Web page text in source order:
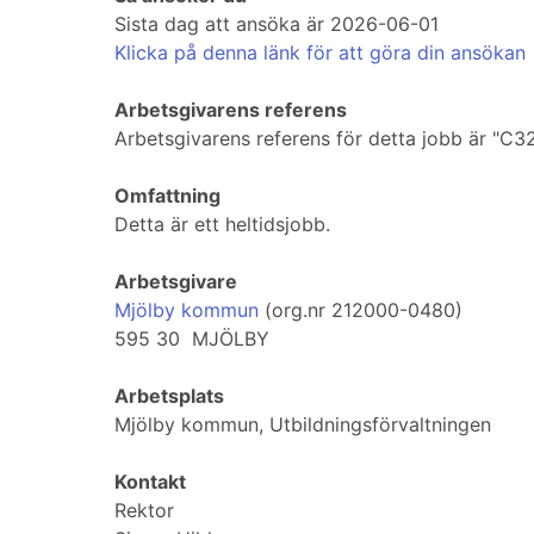
Sista dag att ansöka är 2026-06-01
Klicka på denna länk för att göra din ansökan
Arbetsgivarens referens
Arbetsgivarens referens för detta jobb är
Omfattning
Detta är ett heltidsjobb.
Arbetsgivare
Mjölby kommun (org.nr 212000-0480)
595 30 MJÖLBY
Arbetsplats
Mjölby kommun, Utbildningsförvaltningen
Kontakt
Rektor